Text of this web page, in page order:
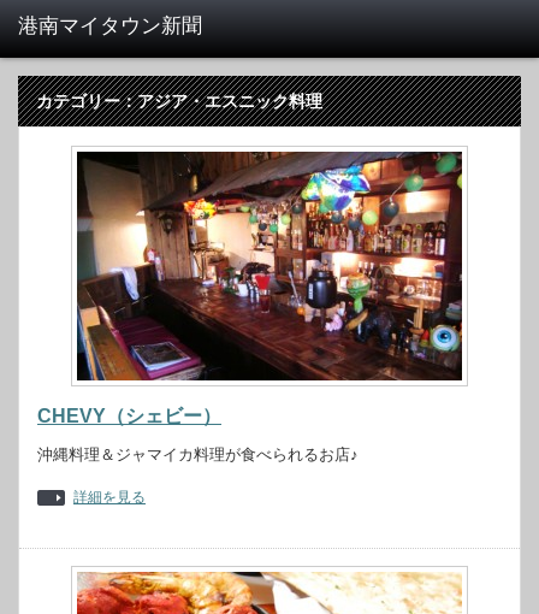
カテゴリー：アジア・エスニック料理
CHEVY（シェビー）
沖縄料理＆ジャマイカ料理が食べられるお店♪
詳細を見る